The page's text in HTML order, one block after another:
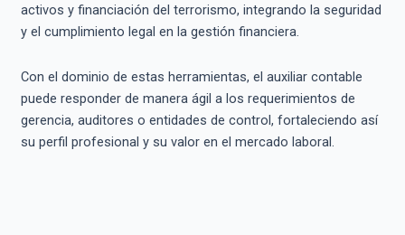
activos y financiación del terrorismo, integrando la seguridad
y el cumplimiento legal en la gestión financiera.
Con el dominio de estas herramientas, el auxiliar contable
puede responder de manera ágil a los requerimientos de
gerencia, auditores o entidades de control, fortaleciendo así
su perfil profesional y su valor en el mercado laboral.